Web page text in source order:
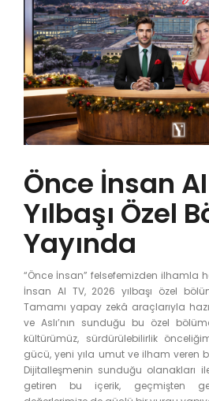
BLOG
MEDYA
İLETIŞIM
Önce İnsan
Yılbaşı Özel
Yayında
“Önce İnsan” felsefemizden ilhamla
İnsan AI TV, 2026 yılbaşı özel
Tamamı yapay zekâ araçlarıyla
ve Aslı’nın sunduğu bu özel
kültürümüz, sürdürülebilirlik
gücü, yeni yıla umut ve ilham veren
Dijitalleşmenin sunduğu olanakları
getiren bu içerik, geçmişten